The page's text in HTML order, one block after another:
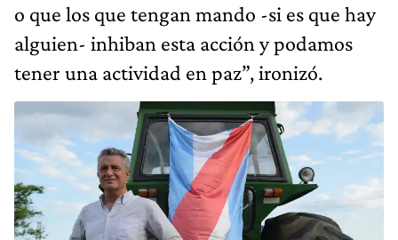
o que los que tengan mando -si es que hay
alguien- inhiban esta acción y podamos
tener una actividad en paz”, ironizó.